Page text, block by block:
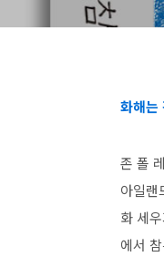
화해는
존 폴
아일랜
화 세
에서